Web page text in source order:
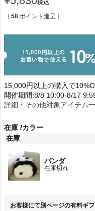
税込
[ 58 ポイント進呈 ]
15,000円以上の購入で
開催期間:8/8 10:00-8/17
詳細・その他対象アイテム
在庫 カラー
在庫
パンダ
在庫切れ
お客様にて別ページの有料ギ